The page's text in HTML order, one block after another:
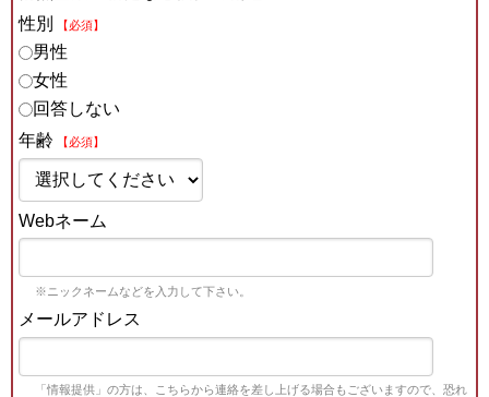
性別
【必須】
男性
女性
回答しない
年齢
【必須】
Webネーム
※ニックネームなどを入力して下さい。
メールアドレス
「情報提供」の方は、こちらから連絡を差し上げる場合もございますので、恐れ